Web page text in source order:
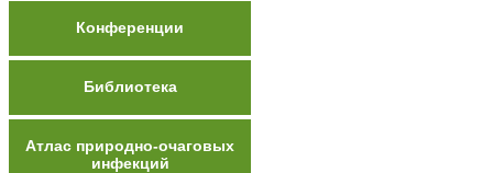
Конференции
Библиотека
Атлас природно-очаговых
инфекций